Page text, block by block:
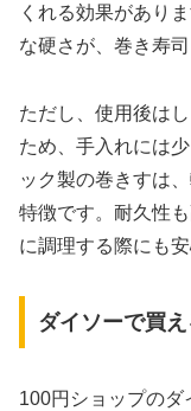
くれる効果があり
な硬さが、巻き寿
ただし、使用後は
ため、手入れには
ック製の巻きすは
特徴です。耐久性
に調理する際にも
ダイソーで買
100円ショップのダ